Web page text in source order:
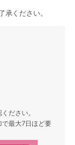
ください。
ださい。
最大7日ほど要